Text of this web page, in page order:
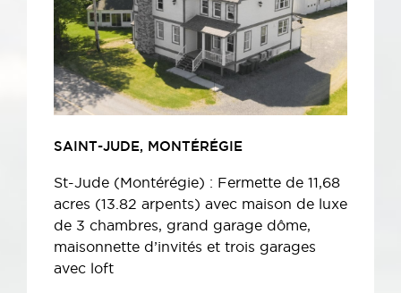
SAINT-JUDE, MONTÉRÉGIE
St-Jude (Montérégie) : Fermette de 11,68
acres (13.82 arpents) avec maison de luxe
de 3 chambres, grand garage dôme,
maisonnette d’invités et trois garages
avec loft